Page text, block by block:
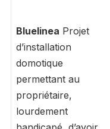
Bluelinea Projet
d’installation
domotique
permettant au
propriétaire,
lourdement